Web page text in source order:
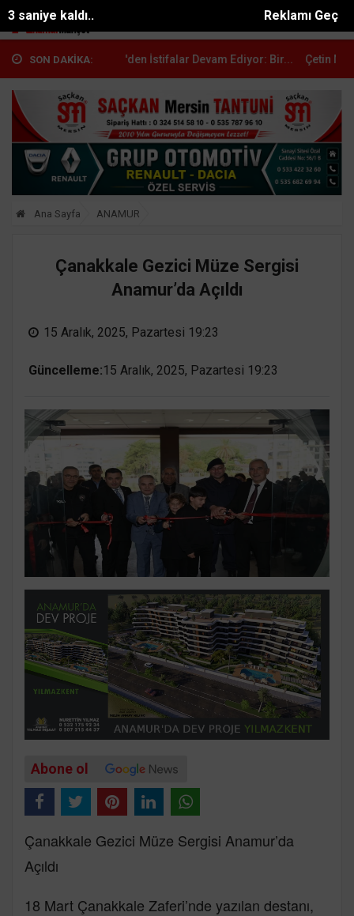
Reklamı Geç
2 saniye kaldı..
SON DAKİKA:
CHP'den İstifalar Devam Ediyor: Bir... Çetin Mutlu: "YENİ Parti
Ana Sayfa ANAMUR
Çanakkale Gezici Müze Sergisi
Anamur’da Açıldı
15 Aralık, 2025, Pazartesi 19:23
Güncelleme:15 Aralık, 2025, Pazartesi 19:23
Abone ol
Çanakkale Gezici Müze Sergisi Anamur’da
Açıldı
18 Mart Çanakkale Zaferi’nde yazılan destanı,